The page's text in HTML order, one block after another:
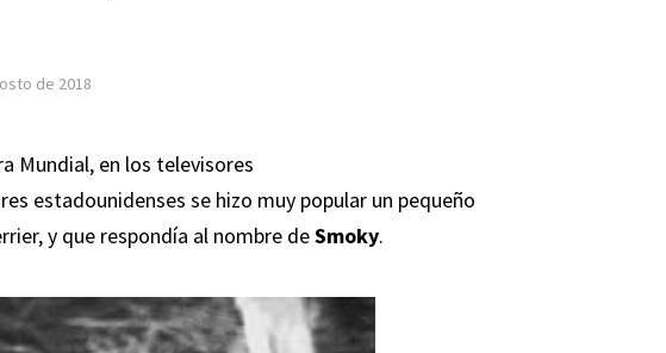
de 2018
Mundial, en los televisores
estadounidenses se hizo muy popular un pequeño
y que respondía al nombre deSmoky.